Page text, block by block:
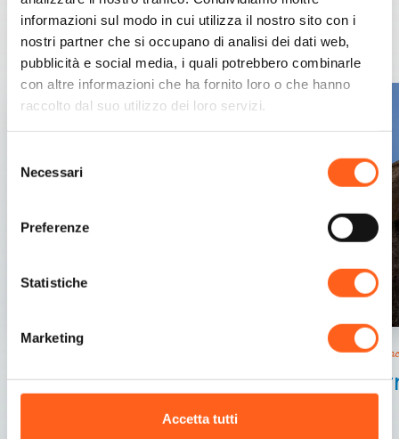
informazioni sul modo in cui utilizza il nostro sito con i
nostri partner che si occupano di analisi dei dati web,
pubblicità e social media, i quali potrebbero combinarle
con altre informazioni che ha fornito loro o che hanno
raccolto dal suo utilizzo dei loro servizi.
delNecessari
Preferenze
Statistiche
Marketing
Accetta tutti
Contenuti correlati
Saline di Trapani e Paceco
In questa riserva naturale, dove si possono ammirare